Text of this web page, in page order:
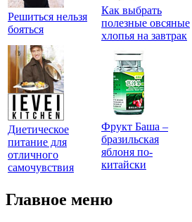
Решиться нельзя
бояться
Как выбрать
полезные овсяные
хлопья на завтрак
Диетическое
питание для
отличного
самочувствия
Фрукт Баша –
бразильская
яблоня по-
китайски
Главное меню